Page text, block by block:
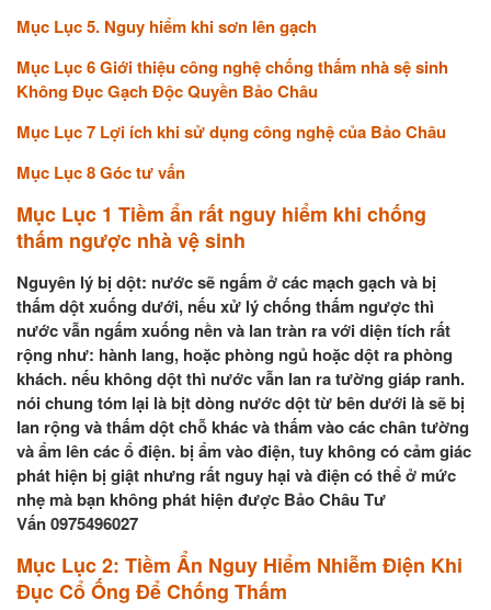
Mục Lục 5. Nguy hiểm khi sơn lên gạch
Mục Lục 6Giới thiệu công nghệ chống thấm nhà sệ sinh
Không Đục Gạch Độc Quyền Bảo Châu
Mục Lục 7 Lợi ích khi sử dụng công nghệ của Bảo Châu
Mục Lục 8Góc tư vấn
Mục Lục 1 Tiềm ẩn rất nguy hiểm khi chống
thấm ngược nhà vệ sinh
Nguyên lý bị dột: nước sẽ ngấm ở các mạch gạch và bị
thấm dột xuống dưới, nếu xử lý chống thấm ngược thì
nước vẫn ngấm xuống nền và lan tràn ra với diện tích rất
rộng như: hành lang, hoặc phòng ngủ hoặc dột ra phòng
khách. nếu không dột thì nước vẫn lan ra tường giáp ranh.
nói chung tóm lại là bịt dòng nước dột từ bên dưới là sẽ bị
lan rộng và thấm dột chỗ khác và thấm vào các chân tường
và ẩm lên các ổ điện. bị ẩm vào điện, tuy không có cảm giác
phát hiện bị giật nhưng rất nguy hại và điện có thể ở mức
nhẹ mà bạn không phát hiện được Bảo Châu Tư
Vấn 0975496027
Mục Lục 2: Tiềm Ẩn Nguy Hiểm Nhiễm Điện Khi
Đục Cổ Ống Để Chống Thấm